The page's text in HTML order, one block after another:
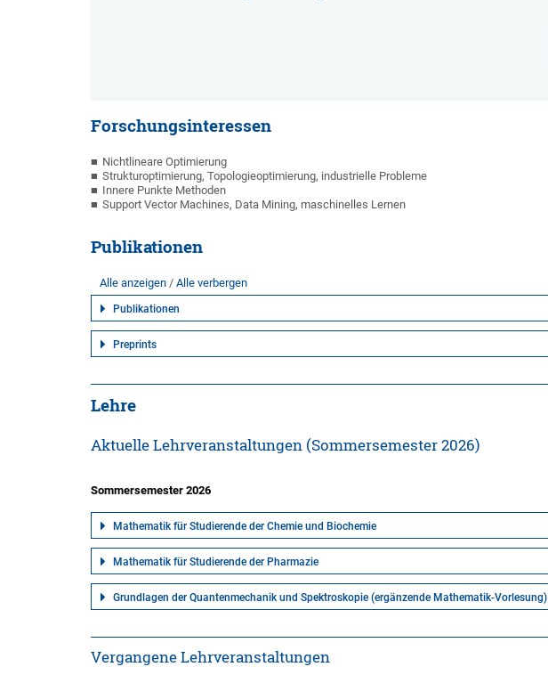
Forschungsinteressen
Nichtlineare Optimierung
Strukturoptimierung, Topologieoptimierung, industrielle Probleme
Innere Punkte Methoden
Support Vector Machines, Data Mining, maschinelles Lernen
Publikationen
Alle anzeigen Alle verbergen
Publikationen
Preprints
Lehre
Aktuelle Lehrveranstaltungen (Sommersemester 2026)
Sommersemester 2026
Mathematik für Studierende der Chemie und Biochemie
Mathematik für Studierende der Pharmazie
Grundlagen der Quantenmechanik und Spektroskopie (ergänzende Mathematik-Vorlesung)
Vergangene Lehrveranstaltungen